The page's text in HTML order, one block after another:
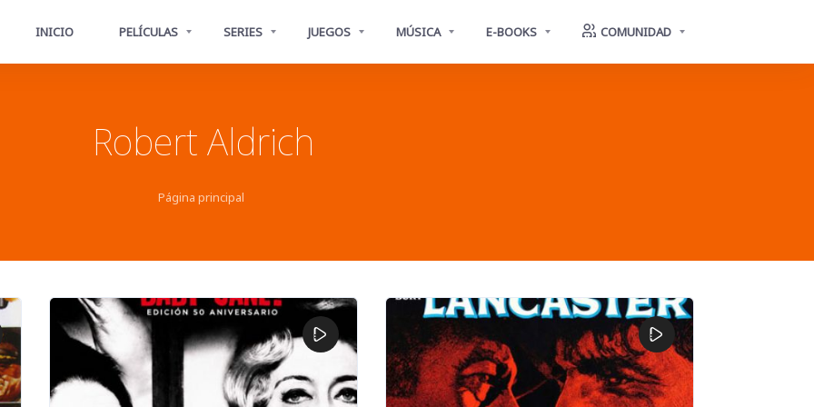
INICIO PELÍCULAS SERIES JUEGOS MÚSICA E-BOOKS COMUNIDAD
Robert Aldrich
Página principal